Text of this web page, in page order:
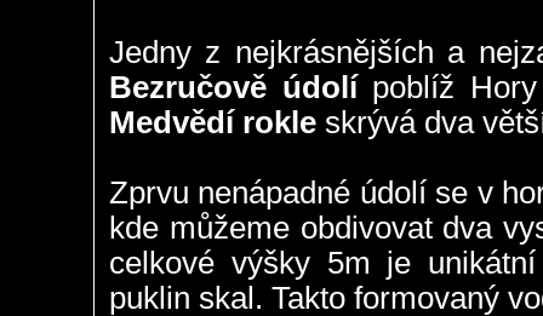
Jedny z nejkrásnějších a
Bezručově údolípoblíž Hory
Medvědí rokle skrývá dva
Zprvu nenápadné údolí se v
kde můžeme obdivovat dva
celkové výšky 5m je
puklin skal. Takto formovaný